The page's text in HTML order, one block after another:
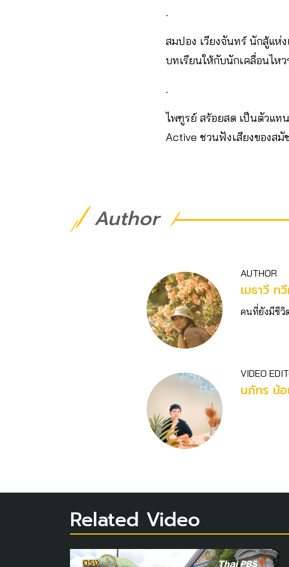
.
สมปอง เวียงจันทร์ นักสู้แห่
บทเรียนให้กับนักเคลื่อนไห
.
ไพฑูรย์ สร้อยสด เป็นตัวแท
Active ชวนฟังเสียงของส
Author
AUTHOR
เมธาวี ท
คนที่ยังมีชีวิ
VIDEO
นภัทร น้
Related Video